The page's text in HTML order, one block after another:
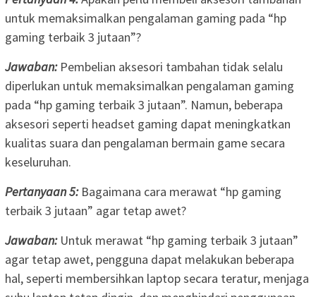
untuk memaksimalkan pengalaman gaming pada “hp
gaming terbaik 3 jutaan”?
Jawaban:Pembelian aksesori tambahan tidak selalu
diperlukan untuk memaksimalkan pengalaman gaming
pada “hp gaming terbaik 3 jutaan”. Namun, beberapa
aksesori seperti headset gaming dapat meningkatkan
kualitas suara dan pengalaman bermain game secara
keseluruhan.
Pertanyaan 5:Bagaimana cara merawat “hp gaming
terbaik 3 jutaan” agar tetap awet?
Jawaban:Untuk merawat “hp gaming terbaik 3 jutaan”
agar tetap awet, pengguna dapat melakukan beberapa
hal, seperti membersihkan laptop secara teratur, menjaga